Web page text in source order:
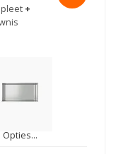
+
Opties...